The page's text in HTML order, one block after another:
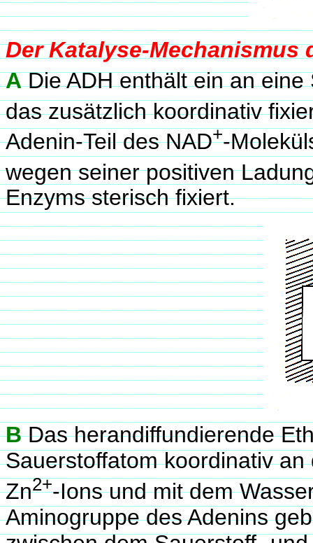
Der Katalyse-Mechanismus
ADie ADH enthält ein an eine
das zusätzlich koordinativ
Adenin-Teil des NAD+-
wegen seiner positiven
Enzyms sterisch fixiert.
BDas herandiffundierende
Sauerstoffatom koordinativ
Zn2+-Ions und mit dem
Aminogruppe des Adenins